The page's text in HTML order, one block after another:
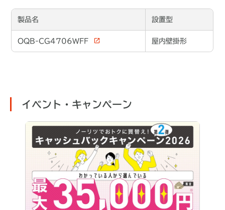
製品名 設置型
OQB-CG4706WFF 屋内壁掛形
イベント・キャンペーン